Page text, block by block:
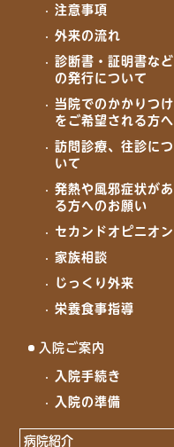
注意事項
外来の流れ
診断書・証明書など
の発行について
当院でのかかりつけ
をご希望される方へ
訪問診療、往診につ
いて
発熱や風邪症状があ
る方へのお願い
セカンドオピニオン
家族相談
じっくり外来
栄養食事指導
入院ご案内
入院手続き
入院の準備
病院紹介